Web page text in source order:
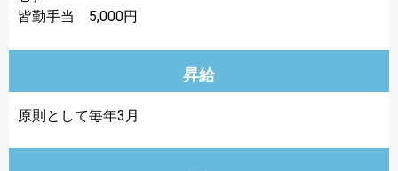
皆勤手当 5,000円
昇給
原則として毎年3月